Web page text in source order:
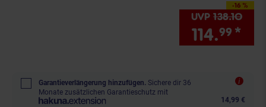
-16 %
Sie Sparen 16
UVP 138.10UVP
114.99 *
Garantieverlängerung hinzufügen. Sichere dir 36
Monate zusätzlichen Garantieschutz mit
14,99 €